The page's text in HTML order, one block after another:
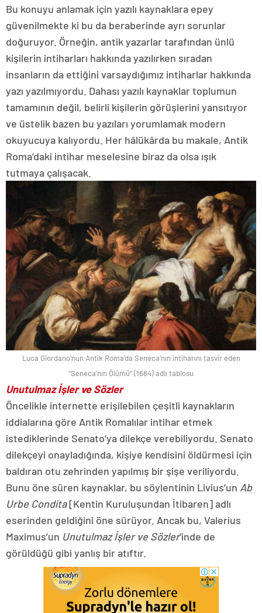
Bu konuyu anlamak için yazılı kaynaklara epey
güvenilmekte ki bu da beraberinde ayrı sorunlar
doğuruyor. Örneğin, antik yazarlar tarafından ünlü
kişilerin intiharları hakkında yazılırken sıradan
insanların da ettiğini varsaydığımız intiharlar hakkında
yazı yazılmıyordu. Dahası yazılı kaynaklar toplumun
tamamının değil, belirli kişilerin görüşlerini yansıtıyor
ve üstelik bazen bu yazıları yorumlamak modern
okuyucuya kalıyordu. Her hâlükârda bu makale, Antik
Roma’daki intihar meselesine biraz da olsa ışık
tutmaya çalışacak.
Luca Giordano’nun Antik Roma’da Seneca’nın intiharını tasvir eden
“Seneca’nın Ölümü” (1684) adlı tablosu
Unutulmaz İşler ve Sözler
Öncelikle internette erişilebilen çeşitli kaynakların
iddialarına göre Antik Romalılar intihar etmek
istediklerinde Senato’ya dilekçe verebiliyordu. Senato
dilekçeyi onayladığında, kişiye kendisini öldürmesi için
baldıran otu zehrinden yapılmış bir şişe veriliyordu.
Bunu öne süren kaynaklar, bu söylentinin Livius’un Ab
Urbe Condita[Kentin Kuruluşundan İtibaren] adlı
eserinden geldiğini öne sürüyor. Ancak bu, Valerius
Maximus’un Unutulmaz İşler ve Sözler’inde de
görüldüğü gibi yanlış bir atıftır.